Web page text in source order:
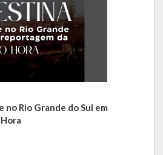
Rio Grande do Sul em